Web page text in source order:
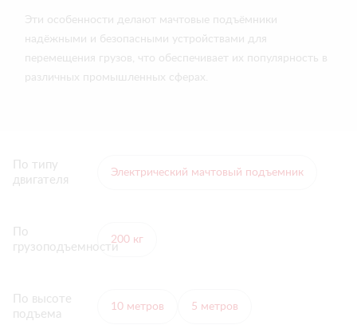
Эти особенности делают мачтовые подъёмники
надёжными и безопасными устройствами для
перемещения грузов, что обеспечивает их популярность в
различных промышленных сферах.
По типу
двигателя
Электрический мачтовый подъемник
По
грузоподъемности
200 кг
По высоте
подъема
10 метров 5 метров